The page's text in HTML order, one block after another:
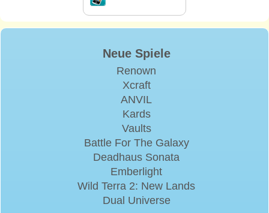
Neue Spiele
Renown
Xcraft
ANVIL
Kards
Vaults
Battle For The Galaxy
Deadhaus Sonata
Emberlight
Wild Terra 2: New Lands
Dual Universe